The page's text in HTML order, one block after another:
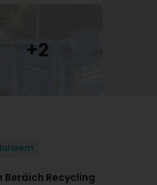
Recycling